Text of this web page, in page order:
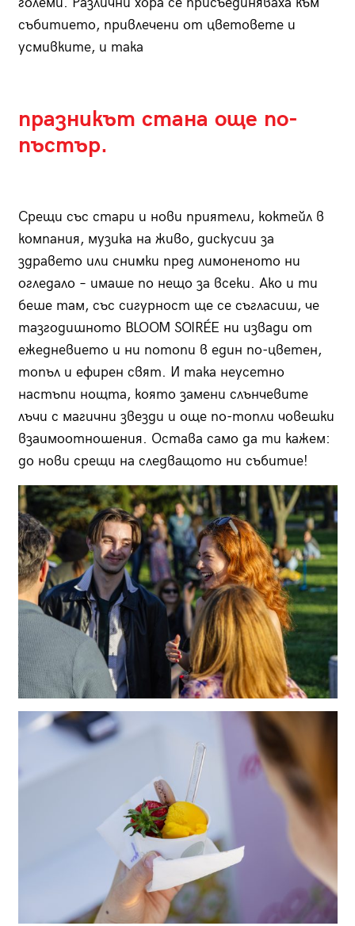
събитието, привлечени от цветовете и
усмивките, и така
празникът стана още по-
пъстър.
Срещи със стари и нови приятели, коктейл в
компания, музика на живо, дискусии за
здравето или снимки пред лимоненото ни
огледало – имаше по нещо за всеки. Ако и ти
беше там, със сигурност ще се съгласиш, че
тазгодишното BLOOM SOIRÉE ни извади от
ежедневието и ни потопи в един по-цветен,
топъл и ефирен свят. И така неусетно
настъпи нощта, която замени слънчевите
лъчи с магични звезди и още по-топли човешки
взаимоотношения. Остава само да ти кажем:
до нови срещи на следващото ни събитие!